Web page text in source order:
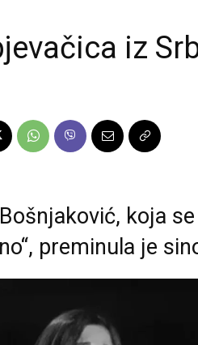
iz
koja
preminula je